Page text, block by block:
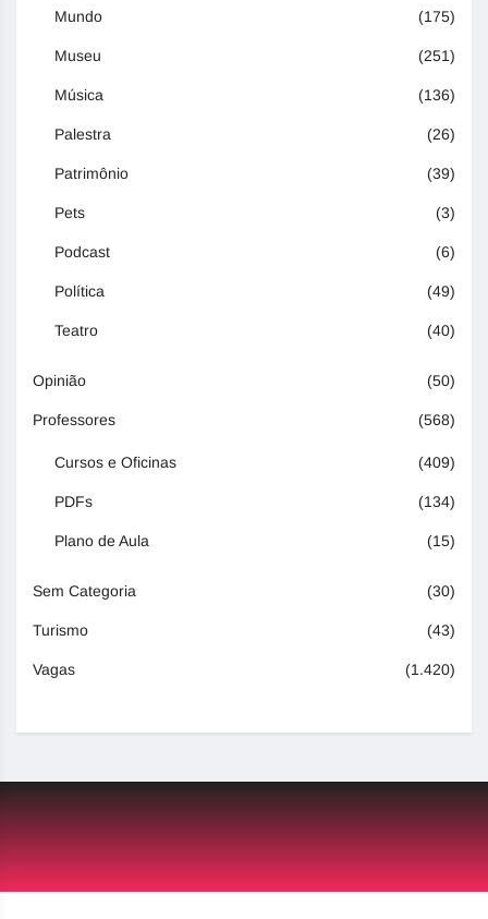
Mundo (175)
Museu (251)
Música (136)
Palestra (26)
Patrimônio (39)
Pets (3)
Podcast (6)
Política (49)
Teatro (40)
Opinião (50)
Professores (568)
Cursos e Oficinas (409)
PDFs (134)
Plano de Aula (15)
Sem Categoria (30)
Turismo (43)
Vagas (1.420)